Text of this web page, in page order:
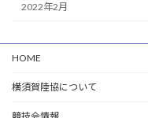
2022年2月
HOME
横須賀陸協について